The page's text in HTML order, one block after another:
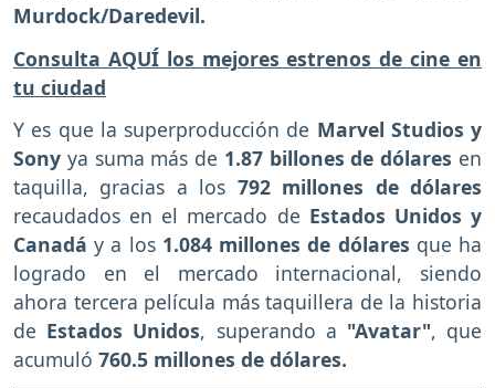
Murdock/Daredevil.
Consulta AQUÍ los mejores estrenos de cine en
tu ciudad
Y es que la superproducción de Marvel Studios y
Sony ya suma más de 1.87 billones de dólares en
taquilla, gracias a los 792 millones de dólares
recaudados en el mercado de Estados Unidos y
Canadá y a los 1.084 millones de dólares que ha
logrado en el mercado internacional, siendo
ahora tercera película más taquillera de la historia
de Estados Unidos, superando a "Avatar", que
acumuló 760.5 millones de dólares.